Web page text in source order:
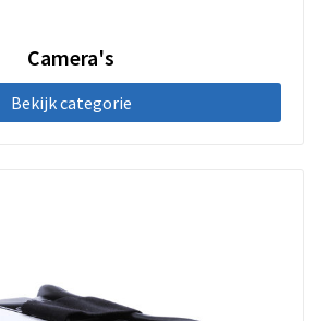
Camera's
Bekijk categorie